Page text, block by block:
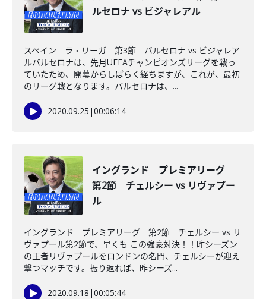
ルセロナ vs ビジャレアル
スペイン ラ・リーガ 第3節 バルセロナ vs ビジャレア
ルバルセロナは、先月UEFAチャンピオンズリーグを戦っ
ていたため、開幕からしばらく経ちますが、これが、最初
のリーグ戦となります。バルセロナは、...
2020.09.25 |00:06:14
イングランド プレミアリーグ
第2節 チェルシー vs リヴァプー
ル
イングランド プレミアリーグ 第2節 チェルシー vs リ
ヴァプール第2節で、早くも この強豪対決！！昨シーズン
の王者リヴァプールをロンドンの名門、チェルシーが迎え
撃つマッチです。振り返れば、昨シーズ...
2020.09.18 |00:05:44